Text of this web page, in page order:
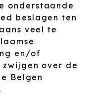
onderstaande
beslagen ten
veel te
en/of
over de
Belgen